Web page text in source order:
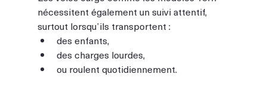
nécessitent également un suivi attentif,
surtout lorsqu’ils transportent :
des enfants,
des charges lourdes,
ou roulent quotidiennement.